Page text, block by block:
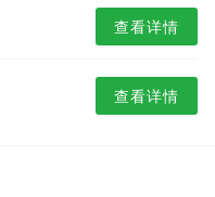
查看详情
查看详情